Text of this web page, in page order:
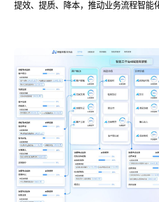
提效、提质、降本，推动业务流程智能